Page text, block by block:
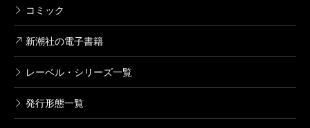
コミック
新潮社の電子書籍
レーベル・シリーズ一覧
発行形態一覧